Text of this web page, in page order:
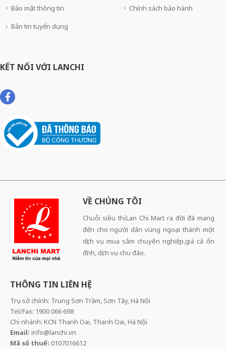
Bảo mật thông tin
Bản tin tuyển dụng
Chính sách bảo hành
KẾT NỐI VỚI LANCHI
VỀ CHÚNG TÔI
Chuỗi siêu thị Lan Chi Mart ra đời đã mang
đến cho người dân vùng ngoại thành một
dịch vụ mua sắm chuyên nghiệp,giá cả ổn
định, dịch vụ chu đáo.
THÔNG TIN LIÊN HỆ
Trụ sở chính: Trung Sơn Trầm, Sơn Tây, Hà Nội
Tel/Fax: 1900 066 698
Chi nhánh: KCN Thanh Oai, Thanh Oai, Hà Nội
Email: info@lanchi.vn
Mã số thuế: 0107016612